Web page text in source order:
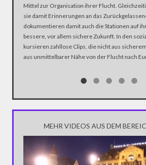
Mittel zur Organisation ihrer Flucht.
sie damit Erinnerungen an das
dokumentieren damit auch die Stationen auf
bessere, vor allem sichere Zukunft. In den
kursieren zahllose Clips, die nicht aus
aus unmittelbarer Nähe von der Flucht nach
MEHR VIDEOS AUS DEM